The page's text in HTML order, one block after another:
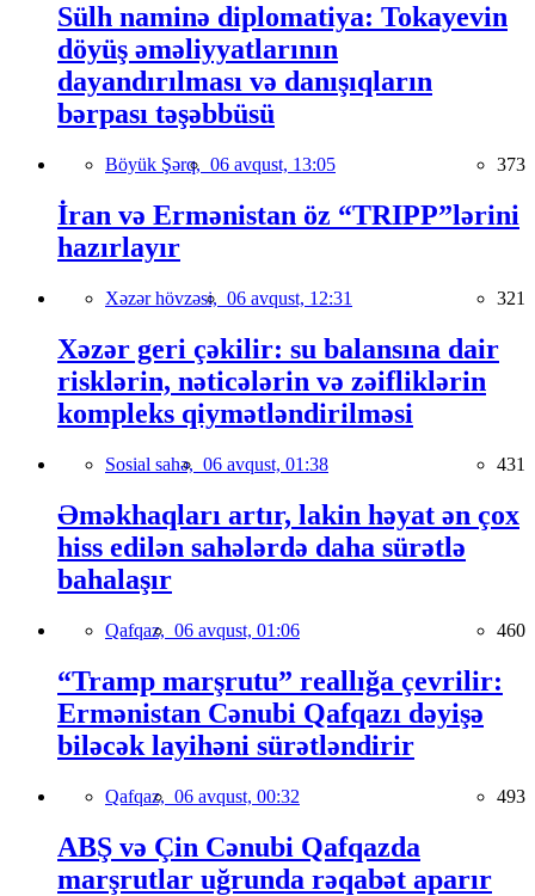
Sülh naminə diplomatiya: Tokayevin
döyüş əməliyyatlarının
dayandırılması və danışıqların
bərpası təşəbbüsü
Böyük Şərq, 06 avqust, 13:05 373
İran və Ermənistan öz “TRIPP”lərini
hazırlayır
Xəzər hövzəsi, 06 avqust, 12:31 321
Xəzər geri çəkilir: su balansına dair
risklərin, nəticələrin və zəifliklərin
kompleks qiymətləndirilməsi
Sosial sahə, 06 avqust, 01:38 431
Əməkhaqları artır, lakin həyat ən çox
hiss edilən sahələrdə daha sürətlə
bahalaşır
Qafqaz, 06 avqust, 01:06 460
“Tramp marşrutu” reallığa çevrilir:
Ermənistan Cənubi Qafqazı dəyişə
biləcək layihəni sürətləndirir
Qafqaz, 06 avqust, 00:32 493
ABŞ və Çin Cənubi Qafqazda
marşrutlar uğrunda rəqabət aparır